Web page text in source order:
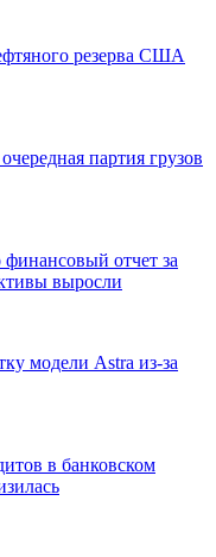
резерва США
партия грузов
отчет за
выросли
модели Astra из-за
в банковском